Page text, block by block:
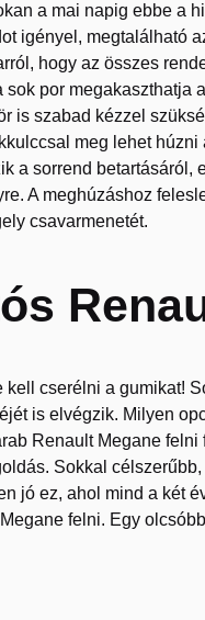
a mai napig ebbe a
igényel, megtalálható
hogy az összes
por megakaszthatja
is szabad kézzel
meg lehet
a sorrend
A meghúzáshoz
csavarmenetét.
cserélni a gumikat!
is elvégzik. Milyen
Renault Megane
Sokkal
jó ez, ahol mind a két
felni. Egy